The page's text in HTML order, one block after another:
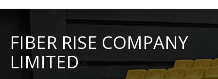
FIBER RISE COMPANY
LIMITED